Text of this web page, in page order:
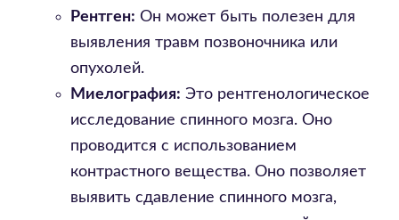
Рентген: Он может быть полезен для
выявления травм позвоночника или
опухолей.
Миелография: Это рентгенологическое
исследование спинного мозга. Оно
проводится с использованием
контрастного вещества. Оно позволяет
выявить сдавление спинного мозга,